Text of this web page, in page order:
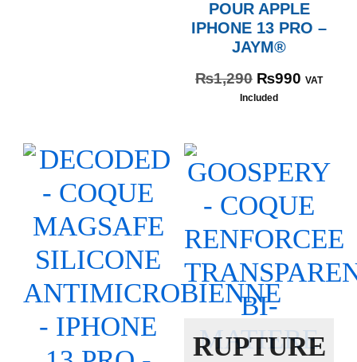
POUR APPLE
IPHONE 13 PRO –
JAYM®
₨1,290 ₨990 VAT
Included
RUPTURE